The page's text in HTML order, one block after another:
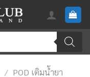
/ POD เติมน้ำยา